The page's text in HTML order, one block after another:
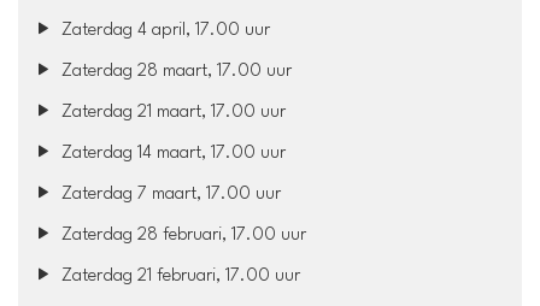
Zaterdag 4 april, 17.00 uur
Zaterdag 28 maart, 17.00 uur
Zaterdag 21 maart, 17.00 uur
Zaterdag 14 maart, 17.00 uur
Zaterdag 7 maart, 17.00 uur
Zaterdag 28 februari, 17.00 uur
Zaterdag 21 februari, 17.00 uur